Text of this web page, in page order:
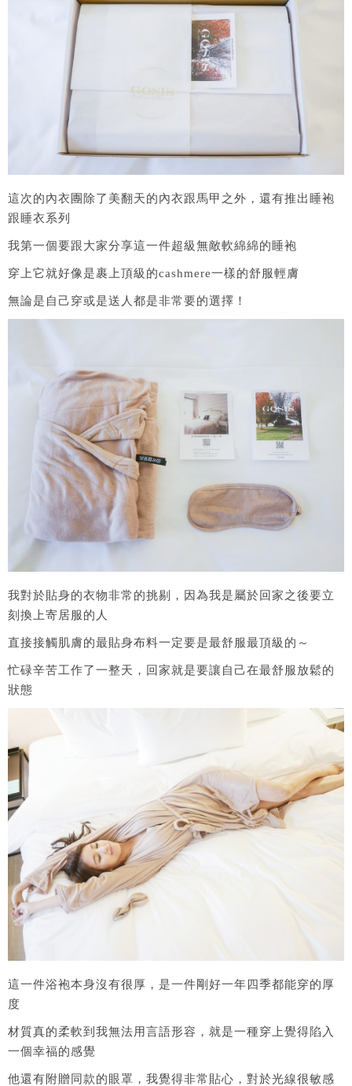
這次的內衣團除了美翻天的內衣跟馬甲之外，還有推出睡袍
跟睡衣系列
我第一個要跟大家分享這一件超級無敵軟綿綿的睡袍
穿上它就好像是裹上頂級的cashmere一樣的舒服輕膚
無論是自己穿或是送人都是非常要的選擇！
我對於貼身的衣物非常的挑剔，因為我是屬於回家之後要立
刻換上寄居服的人
直接接觸肌膚的最貼身布料一定要是最舒服最頂級的～
忙碌辛苦工作了一整天，回家就是要讓自己在最舒服放鬆的
狀態
這一件浴袍本身沒有很厚，是一件剛好一年四季都能穿的厚
度
材質真的柔軟到我無法用言語形容，就是一種穿上覺得陷入
一個幸福的感覺
他還有附贈同款的眼罩，我覺得非常貼心，對於光線很敏感